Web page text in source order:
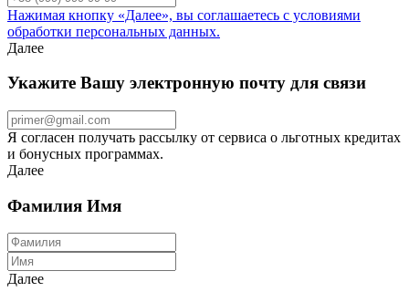
Нажимая кнопку «Далее», вы соглашаетесь с условиями
обработки персональных данных.
Далее
Укажите Вашу электронную почту для связи
Я согласен получать рассылку от сервиса о льготных кредитах
и бонусных программах.
Далее
Фамилия Имя
Далее